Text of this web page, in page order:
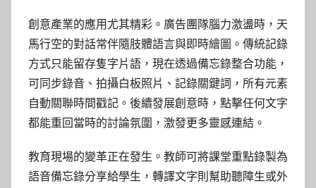
創意產業的應用尤其精彩。廣告團隊腦力激盪時，天
馬行空的對話常伴隨肢體語言與即時繪圖。傳統記錄
方式只能留存隻字片語，現在透過備忘錄整合功能，
可同步錄音、拍攝白板照片、記錄關鍵詞，所有元素
自動關聯時間戳記。後續發展創意時，點擊任何文字
都能重回當時的討論氛圍，激發更多靈感連結。
教育現場的變革正在發生。教師可將課堂重點錄製為
語音備忘錄分享給學生，轉譯文字則幫助聽障生或外